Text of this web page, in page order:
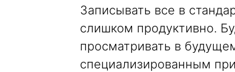
Записывать все в
слишком продуктивно.
просматривать в
специализированным